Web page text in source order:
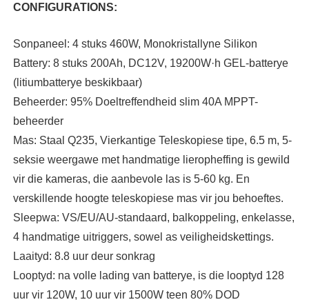
CONFIGURATIONS:
Sonpaneel: 4 stuks 460W, Monokristallyne Silikon
Battery: 8 stuks 200Ah, DC12V, 19200W·h GEL-batterye
(litiumbatterye beskikbaar)
Beheerder: 95% Doeltreffendheid slim 40A MPPT-
beheerder
Mas: Staal Q235, Vierkantige Teleskopiese tipe, 6.5 m, 5-
seksie weergawe met handmatige lieropheffing is gewild
vir die kameras, die aanbevole las is 5-60 kg. En
verskillende hoogte teleskopiese mas vir jou behoeftes.
Sleepwa: VS/EU/AU-standaard, balkoppeling, enkelasse,
4 handmatige uitriggers, sowel as veiligheidskettings.
Laaityd: 8.8 uur deur sonkrag
Looptyd: na volle lading van batterye, is die looptyd 128
uur vir 120W, 10 uur vir 1500W teen 80% DOD